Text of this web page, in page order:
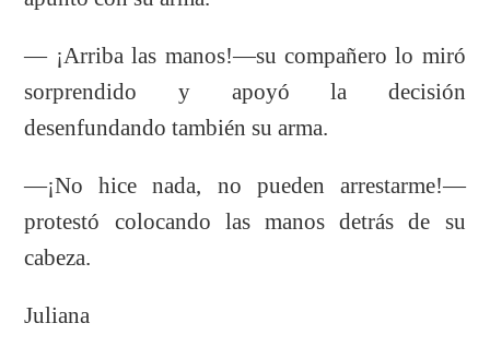
— ¡Arriba las manos!—su compañero lo miró
sorprendido y apoyó la decisión
desenfundando también su arma.
—¡No hice nada, no pueden arrestarme!—
protestó colocando las manos detrás de su
cabeza.
Juliana